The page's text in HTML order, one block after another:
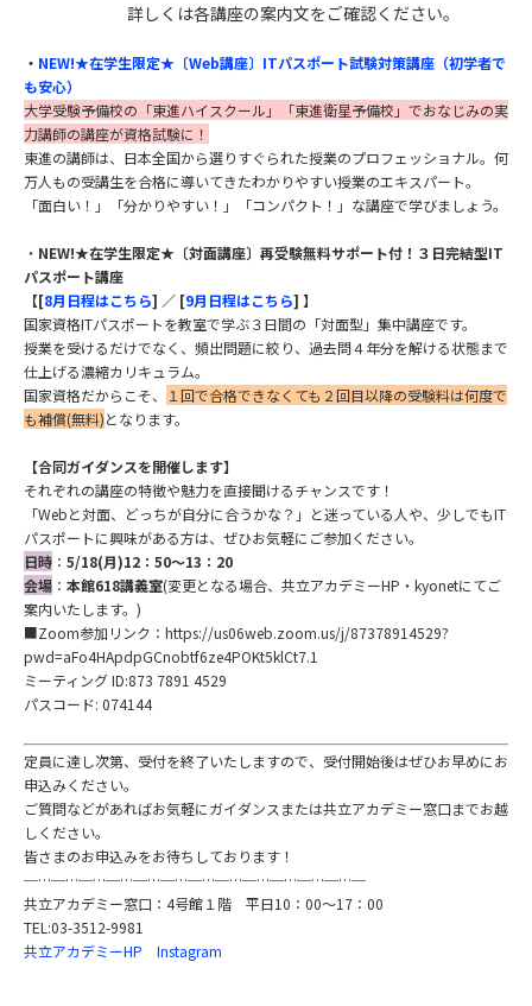
詳しくは各講座の案内文をご確認ください。
・ NEW!★在学生限定★〔Web講座〕ITパスポート試験対策講座（初学者で
も安心）
大学受験予備校の「東進ハイスクール」「東進衛星予備校」でおなじみの実
力講師の講座が資格試験に！
東進の講師は、日本全国から選りすぐられた授業のプロフェッショナル。何
万人もの受講生を合格に導いてきたわかりやすい授業のエキスパート。
「面白い！」「分かりやすい！」「コンパクト！」な講座で学びましょう。
・ NEW!★在学生限定★〔対面講座〕再受験無料サポート付！３日完結型IT
パスポート講座
【[8月日程はこちら] ／ [9月日程はこちら] 】
国家資格ITパスポートを教室で学ぶ３日間の「対面型」集中講座です。
授業を受けるだけでなく、頻出問題に絞り、過去問４年分を解ける状態まで
仕上げる濃縮カリキュラム。
国家資格だからこそ、
１回で合格できなくても２回目以降の受験料は何度で
も補償(無料)となります。
【合同ガイダンスを開催します】
それぞれの講座の特徴や魅力を直接聞けるチャンスです！
「Webと対面、どっちが自分に合うかな？」と迷っている人や、少しでもIT
パスポートに興味がある方は、ぜひお気軽にご参加ください。
日時 ： 5/18(月)12：50～13：20
会場 ： 本館618講義室(変更となる場合、共立アカデミーHP・kyonetにてご
案内いたします。)
■Zoom参加リンク：https://us06web.zoom.us/j/87378914529?
pwd=aFo4HApdpGCnobtf6ze4POKt5klCt7.1
ミーティング ID:873 7891 4529
パスコード: 074144
定員に達し次第、受付を終了いたしますので、受付開始後はぜひお早めにお
申込みください。
ご質問などがあればお気軽にガイダンスまたは共立アカデミー窓口までお越
しください。
皆さまのお申込みをお待ちしております！
─…─…─…─…─…─…─…─…─…─…─…─…─
共立アカデミー窓口：4号館１階 平日10：00～17：00
TEL:03-3512-9981
共立アカデミーHP
Instagram